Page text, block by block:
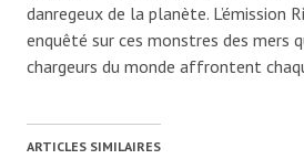
danregeux de la planète. L’émission
enquêté sur ces monstres des mers
chargeurs du monde affrontent
ARTICLES SIMILAIRES